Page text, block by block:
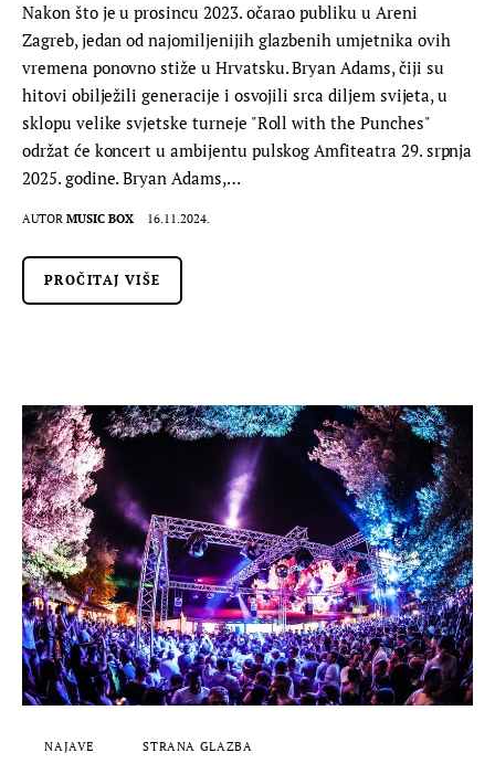
Nakon što je u prosincu 2023. očarao publiku u Areni
Zagreb, jedan od najomiljenijih glazbenih umjetnika ovih
vremena ponovno stiže u Hrvatsku. Bryan Adams, čiji su
hitovi obilježili generacije i osvojili srca diljem svijeta, u
sklopu velike svjetske turneje "Roll with the Punches"
održat će koncert u ambijentu pulskog Amfiteatra 29. srpnja
2025. godine. Bryan Adams,…
AUTOR MUSIC BOX 16.11.2024.
PROČITAJ VIŠE
NAJAVE STRANA GLAZBA